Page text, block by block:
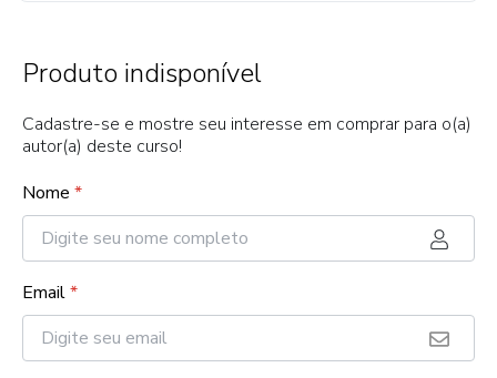
Produto indisponível
Cadastre-se e mostre seu interesse em comprar para o(a)
autor(a) deste curso!
Nome *
Email*